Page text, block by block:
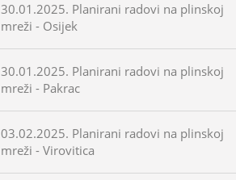
30.01.2025. Planirani radovi na plinskoj
mreži - Osijek
30.01.2025. Planirani radovi na plinskoj
mreži - Pakrac
03.02.2025. Planirani radovi na plinskoj
mreži - Virovitica